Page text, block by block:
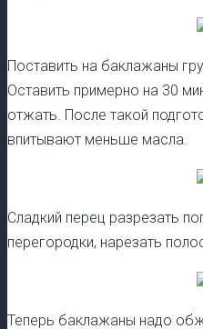
Поставить на баклажаны
Оставить примерно на 30
отжать. После такой
впитывают меньше масла.
Сладкий перец разрезать
перегородки, нарезать
Теперь баклажаны надо